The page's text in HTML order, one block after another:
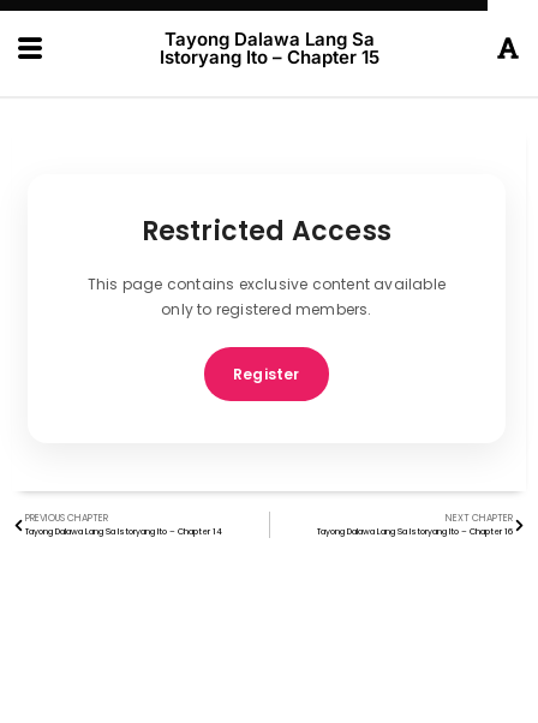
Tayong Dalawa Lang Sa
Istoryang Ito – Chapter 15
Restricted Access
This page contains exclusive content available
only to registered members.
Register
PREVIOUS CHAPTER
Tayong Dalawa Lang Sa Istoryang Ito – Chapter 14
NEXT CHAPTER
Tayong Dalawa Lang Sa Istoryang Ito – Chapter 16